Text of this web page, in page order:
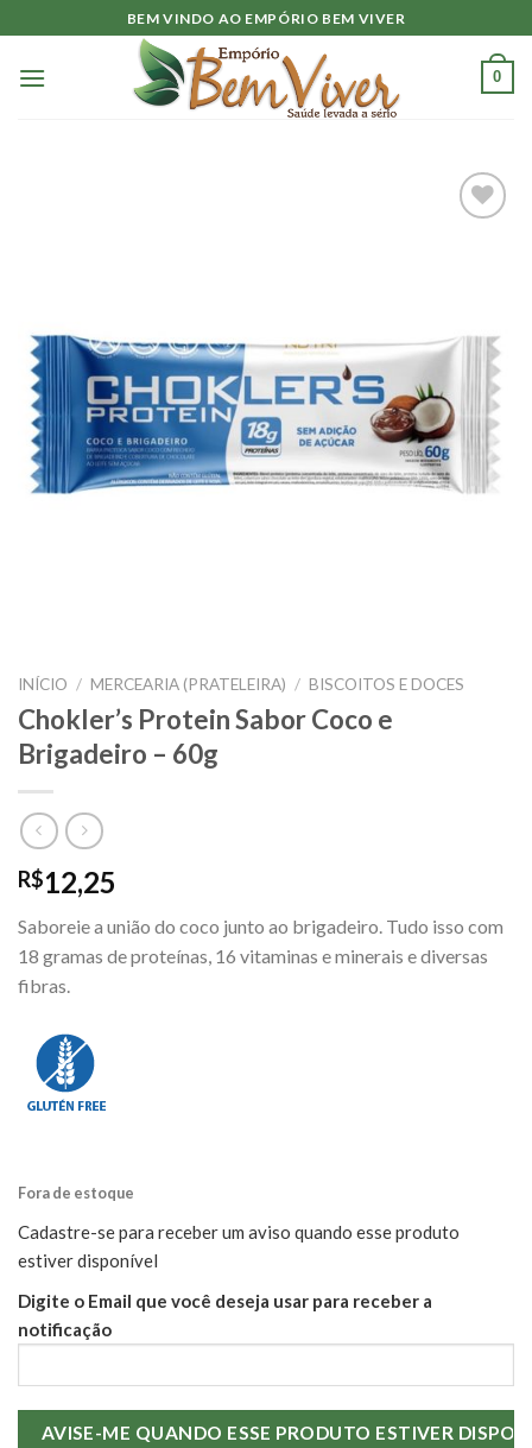
to
content
BEM VINDO AO EMPÓRIO BEM VIVER
0
INÍCIO / MERCEARIA (PRATELEIRA) / BISCOITOS E DOCES
Chokler’s Protein Sabor Coco e
Brigadeiro – 60g
R$12,25
Saboreie a união do coco junto ao brigadeiro. Tudo isso com
18 gramas de proteínas, 16 vitaminas e minerais e diversas
fibras.
Fora de estoque
Cadastre-se para receber um aviso quando esse produto
estiver disponível
Digite o Email que você deseja usar para receber a
notificação